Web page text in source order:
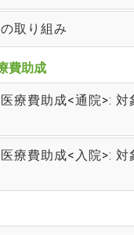
取り組み
費助成
療費助成<通院>: 対
療費助成<入院>: 対